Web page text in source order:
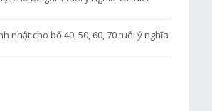
nhật cho bố 40, 50, 60, 70 tuổi ý nghĩa